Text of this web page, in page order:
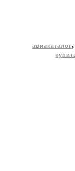
авиакаталог,